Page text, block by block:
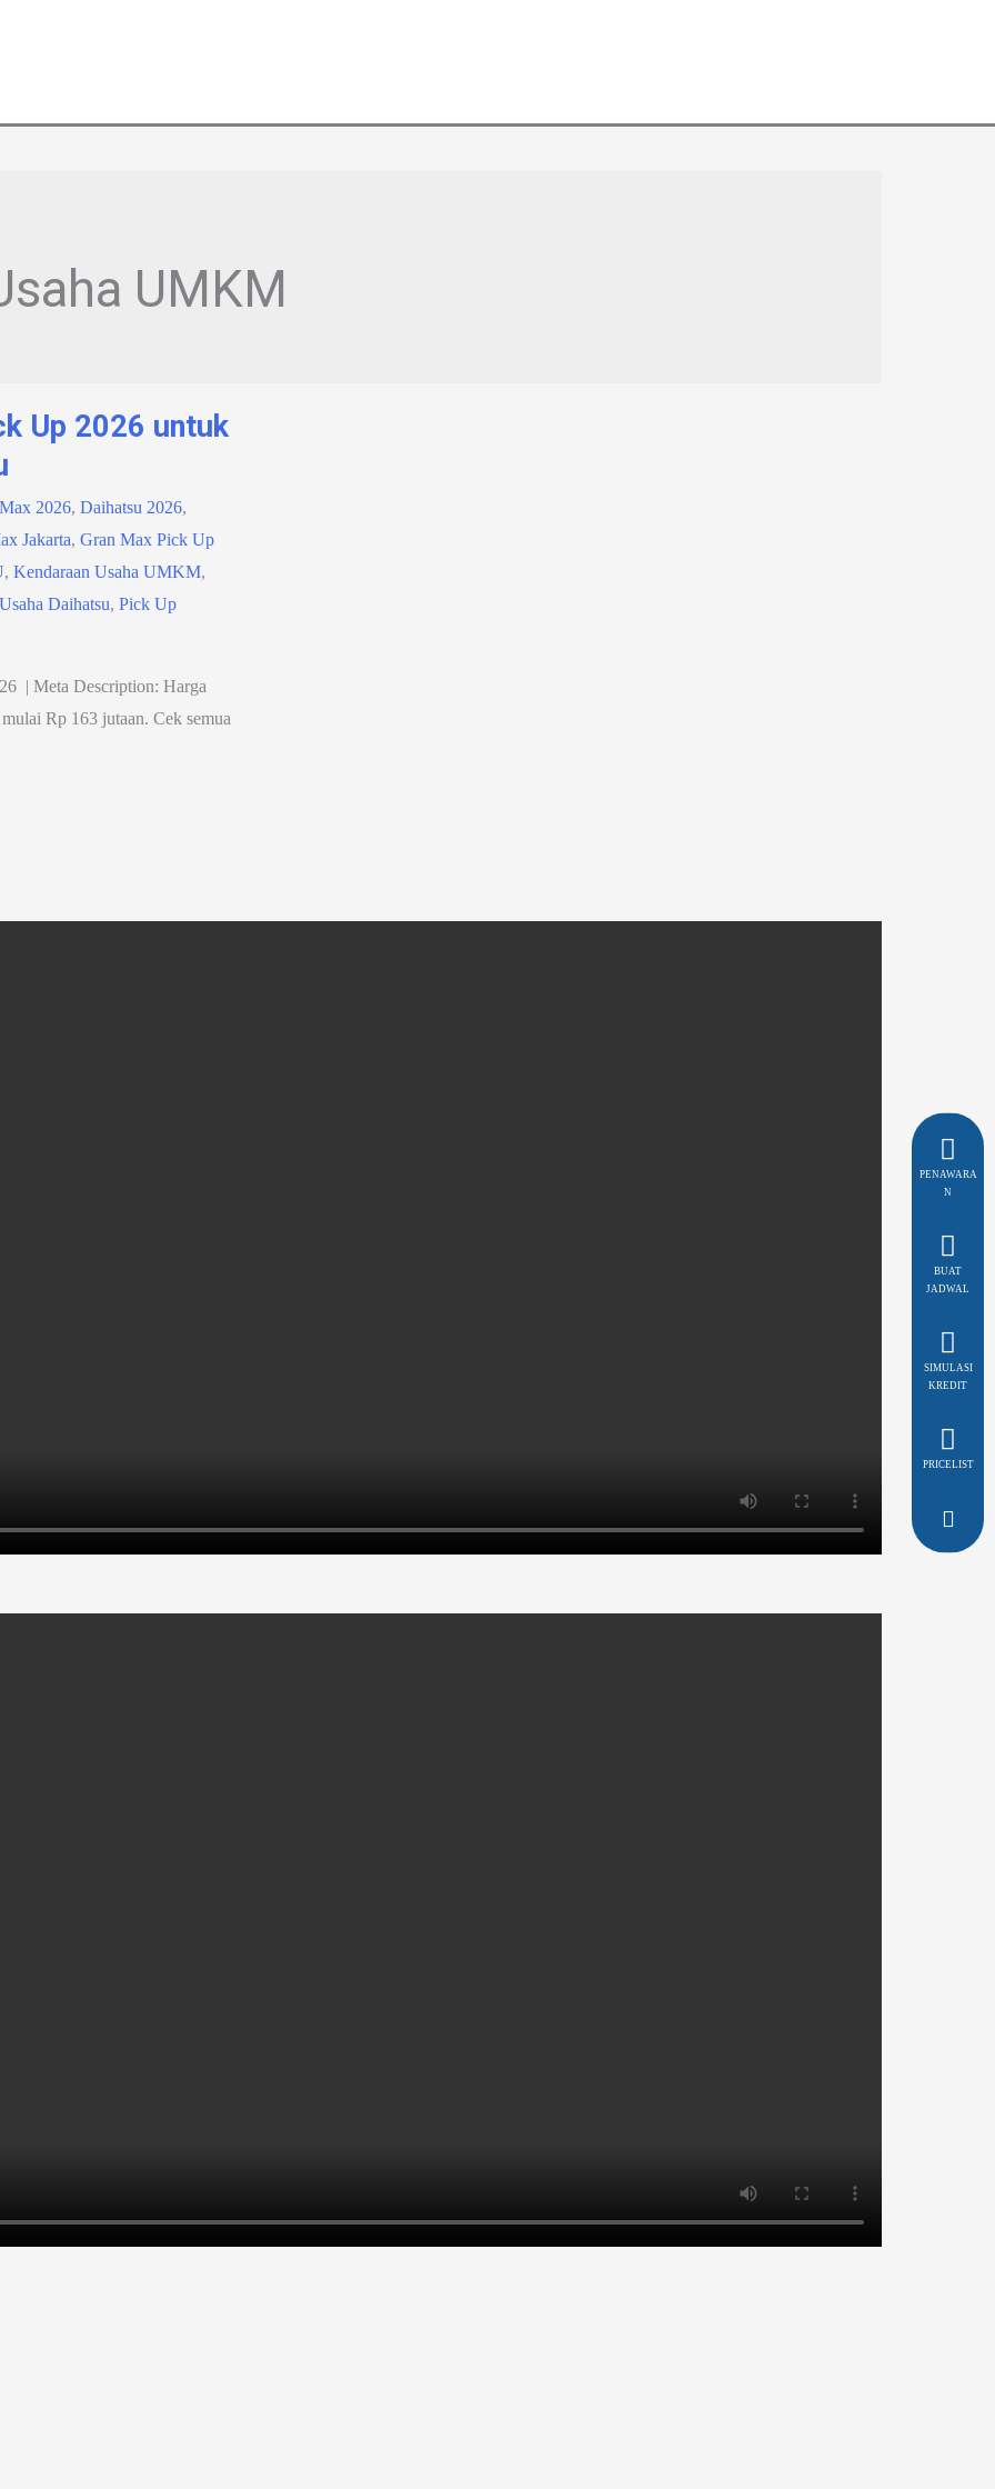
UMKM
Up 2026 untuk
2026, Daihatsu 2026,
Jakarta, Gran Max Pick Up
, Kendaraan Usaha UMKM,
Daihatsu, Pick Up
| Meta Description: Harga
Rp 163 jutaan. Cek semua
PENAWARA
N
BUAT
JADWAL
SIMULASI
KREDIT
PRICELIST